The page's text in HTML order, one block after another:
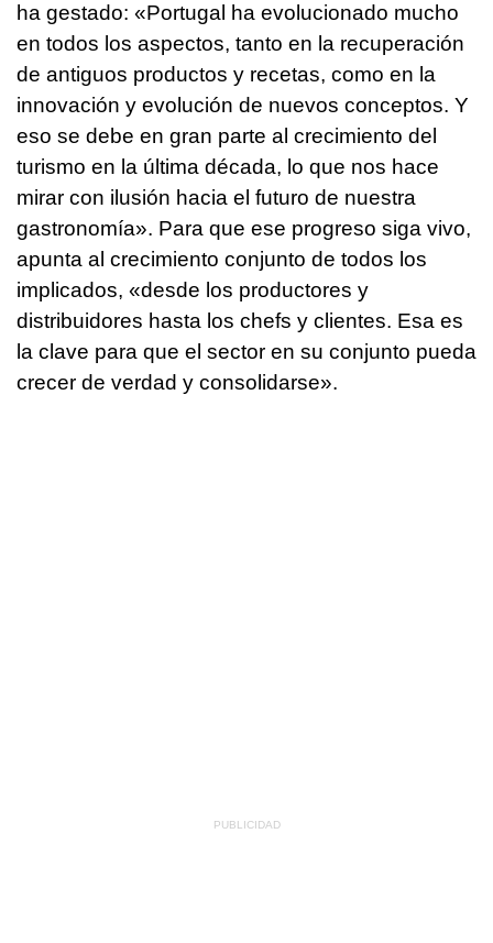
ha gestado: «Portugal ha evolucionado mucho
en todos los aspectos, tanto en la recuperación
de antiguos productos y recetas, como en la
innovación y evolución de nuevos conceptos. Y
eso se debe en gran parte al crecimiento del
turismo en la última década, lo que nos hace
mirar con ilusión hacia el futuro de nuestra
gastronomía». Para que ese progreso siga vivo,
apunta al crecimiento conjunto de todos los
implicados, «desde los productores y
distribuidores hasta los chefs y clientes. Esa es
la clave para que el sector en su conjunto pueda
crecer de verdad y consolidarse».